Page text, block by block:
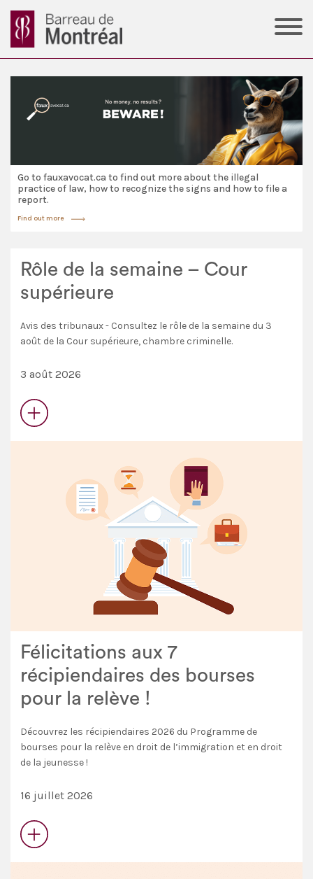
Go to fauxavocat.ca to find out more about the illegal
practice of law, how to recognize the signs and how to file a
report.
Find out more
Rôle de la semaine – Cour
supérieure
Avis des tribunaux - Consultez le rôle de la semaine du 3
août de la Cour supérieure, chambre criminelle.
3 août 2026
Félicitations aux 7
récipiendaires des bourses
pour la relève !
Découvrez les récipiendaires 2026 du Programme de
bourses pour la relève en droit de l’immigration et en droit
de la jeunesse !
16 juillet 2026